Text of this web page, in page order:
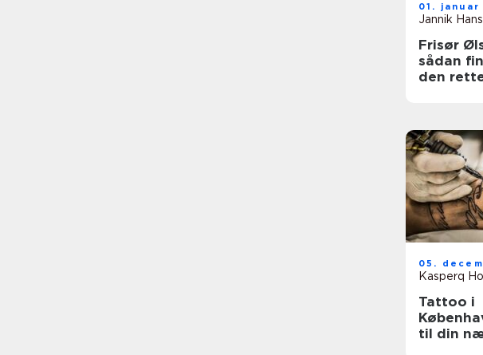
01. januar
Jannik
Frisør
sådan
den
05.
Kasperq
Tattoo i
til din